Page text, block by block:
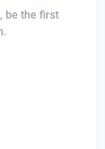
be the first